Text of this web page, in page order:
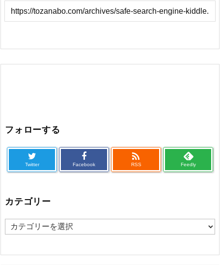
フォローする
Twitter Facebook

RSS Feedly
カテゴリー
カ
ゴ